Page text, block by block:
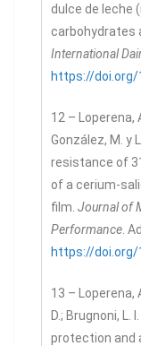
dulce de leche
carbohydrates
International
https://doi.org/
12 – Loperena,
González, M. y
resistance of
of a cerium-
film. Journal of
Performance .
https://doi.org/
13 – Loperena,
D.; Brugnoni, L.
protection and